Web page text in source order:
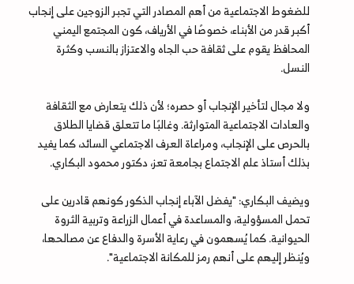
للضغوط الاجتماعية من أهم المصادر التي تجبر الزوجين على إنجاب
أكبر قدر من الأبناء، خصوصًا في الأرياف، كون المجتمع اليمني
المحافظ يقوم على ثقافة حب الجاه والاعتزاز بالنسب وكثرة
النسل.
ولا مجال لتأخير الإنجاب أو حصره؛ لأن ذلك يتعارض مع الثقافة
والعادات الاجتماعية المتوارثة. وغالبًا ما تتعلق قضايا الطلاق
بالحرص على الإنجاب، ومراعاة العرف الاجتماعي السائد، كما يفيد
بذلك أستاذ علم الاجتماع بجامعة تعز، دكتور محمود البكاري.
ويضيف البكاري: "يفضل الآباء إنجاب الذكور كونهم قادرين على
تحمل المسؤولية، والمساعدة في أعمال الزراعة وتربية الثروة
الحيوانية. كما يُسهمون في رعاية الأسرة والدفاع عن مصالحها،
ويُنظر إليهم على أنهم رمز للمكانة الاجتماعية".